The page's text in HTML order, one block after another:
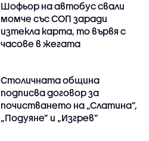
Шофьор на автобус свали
момче със СОП заради
изтекла карта, то вървя с
часове в жегата
Столичната община
подписва договор за
почистването на „Слатина”,
„Подуяне” и „Изгрев”